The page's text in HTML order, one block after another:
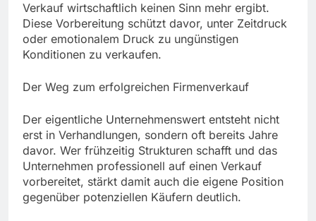
Verkauf wirtschaftlich keinen Sinn mehr ergibt.
Diese Vorbereitung schützt davor, unter Zeitdruck
oder emotionalem Druck zu ungünstigen
Konditionen zu verkaufen.
Der Weg zum erfolgreichen Firmenverkauf
Der eigentliche Unternehmenswert entsteht nicht
erst in Verhandlungen, sondern oft bereits Jahre
davor. Wer frühzeitig Strukturen schafft und das
Unternehmen professionell auf einen Verkauf
vorbereitet, stärkt damit auch die eigene Position
gegenüber potenziellen Käufern deutlich.